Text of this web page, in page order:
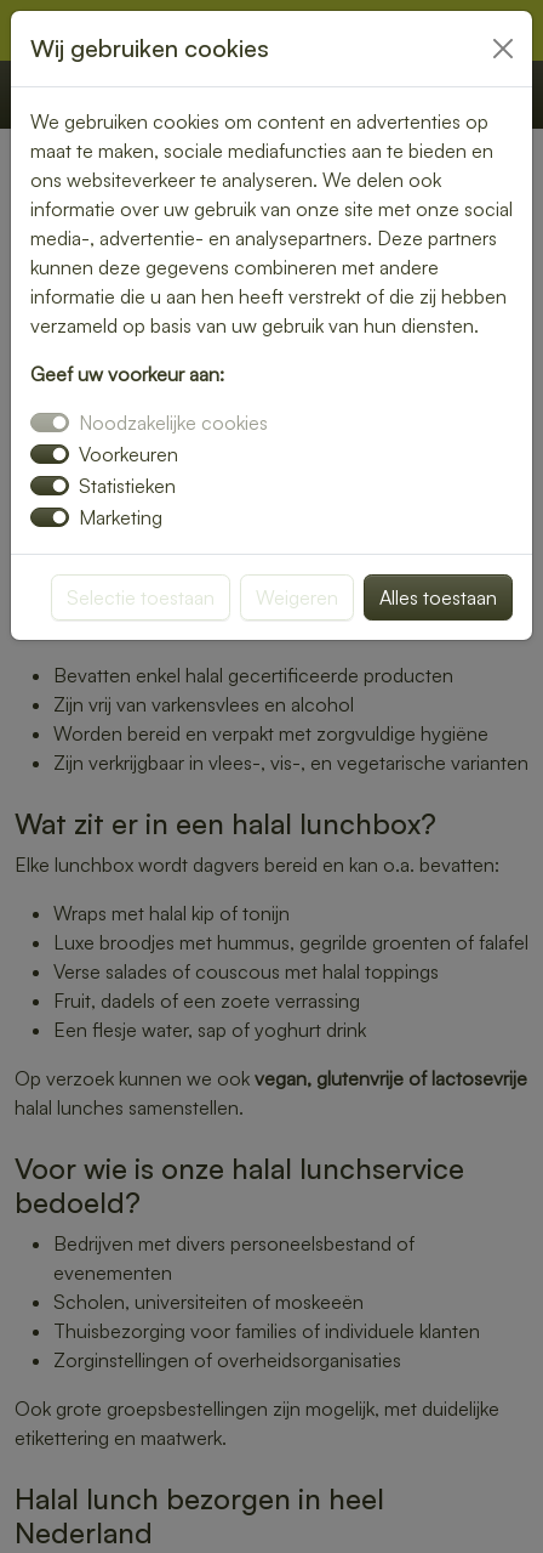
€ 0,00 Offerte Bestellen
Halal
Op zoek naar een heerlijkehalal lunch
past bij jouw levensstijl of bedrijfspolicy? Bij
Lunchlatenbezorgen.nlbestel je eenvoudig
eenhalal lunchbox
met zorg is samengesteld volgens halal
richtlijnen. Ideaal voor thuis, op kantoor,
tijdens vergaderingen of evenementen.
Wat betekent halal lunch bij ons?
Halal betekent “toegestaan” volgens islamitische
voedingsrichtlijnen. Onze halal lunches:
Bevatten enkel halal gecertificeerde producten
Zijn vrij van varkensvlees en alcohol
Worden bereid en verpakt met zorgvuldige hygiëne
Zijn verkrijgbaar in vlees-, vis-, en vegetarische varianten
Wat zit er in een halal lunchbox?
Elke lunchbox wordt dagvers bereid en kan o.a. bevatten:
Wraps met halal kip of tonijn
Luxe broodjes met hummus, gegrilde groenten of falafel
Verse salades of couscous met halal toppings
Fruit, dadels of een zoete verrassing
Een flesje water, sap of yoghurt drink
Op verzoek kunnen we ook vegan, glutenvrije of lactosevrije
halal lunches samenstellen.
Voor wie is onze halal lunchservice
bedoeld?
Bedrijven met divers personeelsbestand of
evenementen
Scholen, universiteiten of moskeeën
Thuisbezorging voor families of individuele klanten
Zorginstellingen of overheidsorganisaties
Ook grote groepsbestellingen zijn mogelijk, met duidelijke
etikettering en maatwerk.
Halal lunch bezorgen in heel
Nederland
Wij gebruiken cookies
We gebruiken cookies om content en advertenties op
maat te maken, sociale mediafuncties aan te bieden en
ons websiteverkeer te analyseren. We delen ook
informatie over uw gebruik van onze site met onze social
media-, advertentie- en analysepartners. Deze partners
kunnen deze gegevens combineren met andere
informatie die u aan hen heeft verstrekt of die zij hebben
verzameld op basis van uw gebruik van hun diensten.
Geef uw voorkeur aan:
Noodzakelijke cookies
Voorkeuren
Statistieken
Marketing
Selectie toestaan Weigeren Alles toestaan